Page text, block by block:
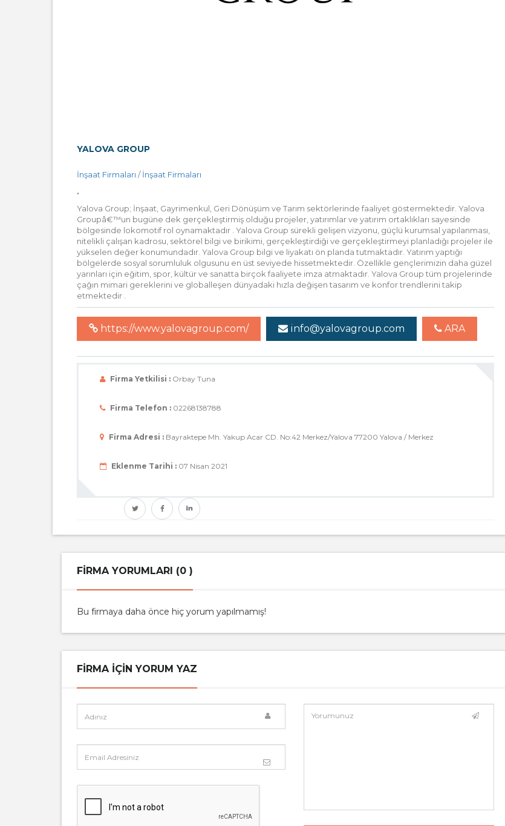
YALOVA GROUP
İnşaat Firmaları /İnşaat Firmaları
.
Yalova Group; İnşaat, Gayrimenkul, Geri Dönüşüm ve Tarım sektörlerinde faaliyet göstermektedir. Yalova
Groupâ€™un bugüne dek gerçekleştirmiş olduğu projeler, yatırımlar ve yatırım ortaklıkları sayesinde
bölgesinde lokomotif rol oynamaktadır . Yalova Group sürekli gelişen vizyonu, güçlü kurumsal yapılanması,
nitelikli çalışan kadrosu, sektörel bilgi ve birikimi, gerçekleştirdiği ve gerçekleştirmeyi planladığı projeler ile
yükselen değer konumundadır. Yalova Group bilgi ve liyakatı ön planda tutmaktadır. Yatırım yaptığı
bölgelerde sosyal sorumluluk olgusunu en üst seviyede hissetmektedir. Özellikle gençlerimizin daha güzel
yarınları için eğitim, spor, kültür ve sanatta birçok faaliyete imza atmaktadır. Yalova Group tüm projelerinde
çağın mimari gereklerini ve globalleşen dünyadaki hızla değişen tasarım ve konfor trendlerini takip
etmektedir .
https://www.yalovagroup.com/ info@yalovagroup.com ARA
Firma Yetkilisi : Orbay Tuna
Firma Telefon : 02268138788
Firma Adresi : Bayraktepe Mh. Yakup Acar CD. No:42 Merkez/Yalova 77200 Yalova / Merkez
Eklenme Tarihi : 07 Nisan 2021
FIRMA YORUMLARI (0 )
Bu firmaya daha önce hiç yorum yapılmamış!
FIRMA IÇIN YORUM YAZ